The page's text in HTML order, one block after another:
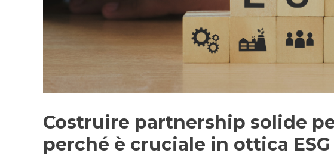
Costruire partnership solide
perché è cruciale in ottica ESG